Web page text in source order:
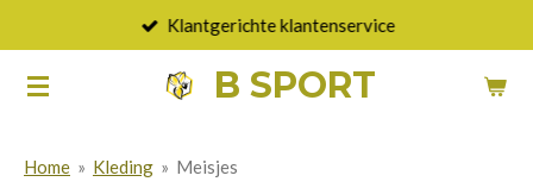
naar
B SPORT
Klantgerichte klantenservice
Home » Kleding » Meisjes